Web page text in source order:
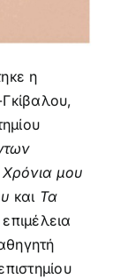
η
Γκίβαλου,
μου
και Τα